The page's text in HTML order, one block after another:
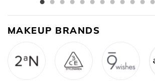
MAKEUP BRANDS